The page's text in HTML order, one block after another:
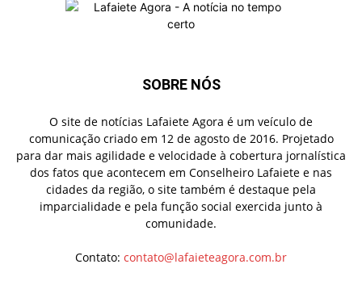
SOBRE NÓS
O site de notícias Lafaiete Agora é um veículo de
comunicação criado em 12 de agosto de 2016. Projetado
para dar mais agilidade e velocidade à cobertura jornalística
dos fatos que acontecem em Conselheiro Lafaiete e nas
cidades da região, o site também é destaque pela
imparcialidade e pela função social exercida junto à
comunidade.
Contato: contato@lafaieteagora.com.br